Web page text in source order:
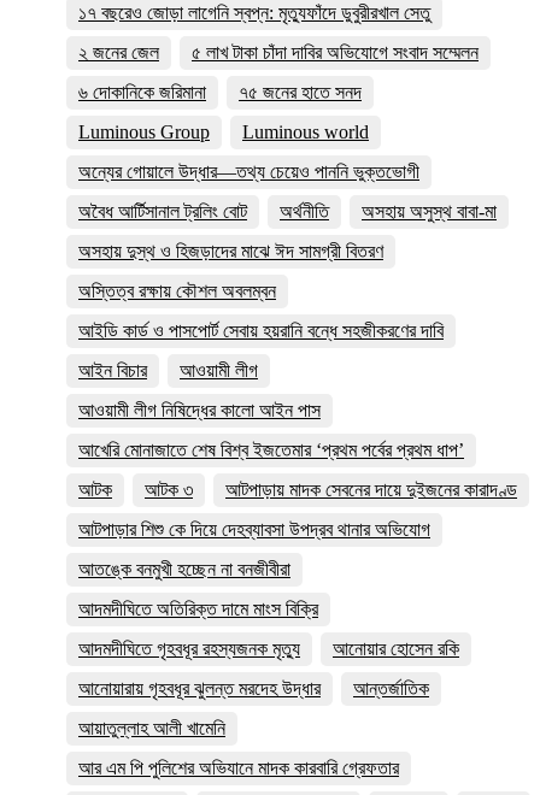
১৭ বছরেও জোড়া লাগেনি স্বপ্ন: মৃত্যুফাঁদে ডুবুরীরখাল সেতু
২ জনের জেল
৫ লাখ টাকা চাঁদা দাবির অভিযোগে সংবাদ সম্মেলন
৬ দোকানিকে জরিমানা
৭৫ জনের হাতে সনদ
Luminous Group
Luminous world
অন্যের গোয়ালে উদ্ধার—তথ্য চেয়েও পাননি ভুক্তভোগী
অবৈধ আর্টিসানাল ট্রলিং বোট
অর্থনীতি
অসহায় অসুস্থ বাবা-মা
অসহায় দুস্থ ও হিজড়াদের মাঝে ঈদ সামগ্রী বিতরণ
অস্তিত্ব রক্ষায় কৌশল অবলম্বন
আইডি কার্ড ও পাসপোর্ট সেবায় হয়রানি বন্ধে সহজীকরণের দাবি
আইন বিচার
আওয়ামী লীগ
আওয়ামী লীগ নিষিদ্ধের কালো আইন পাস
আখেরি মোনাজাতে শেষ বিশ্ব ইজতেমার ‘প্রথম পর্বের প্রথম ধাপ’
আটক
আটক ৩
আটপাড়ায় মাদক সেবনের দায়ে দুইজনের কারাদণ্ড
আটপাড়ার শিশু কে দিয়ে দেহব্যাবসা উপদ্রব থানার অভিযোগ
আতঙ্কে বনমুখী হচ্ছেন না বনজীবীরা
আদমদীঘিতে অতিরিক্ত দামে মাংস বিক্রি
আদমদীঘিতে গৃহবধূর রহস্যজনক মৃত্যু
আনোয়ার হোসেন রকি
আনোয়ারায় গৃহবধূর ঝুলন্ত মরদেহ উদ্ধার
আন্তর্জাতিক
আয়াতুল্লাহ আলী খামেনি
আর এম পি পুলিশের অভিযানে মাদক কারবারি গ্রেফতার